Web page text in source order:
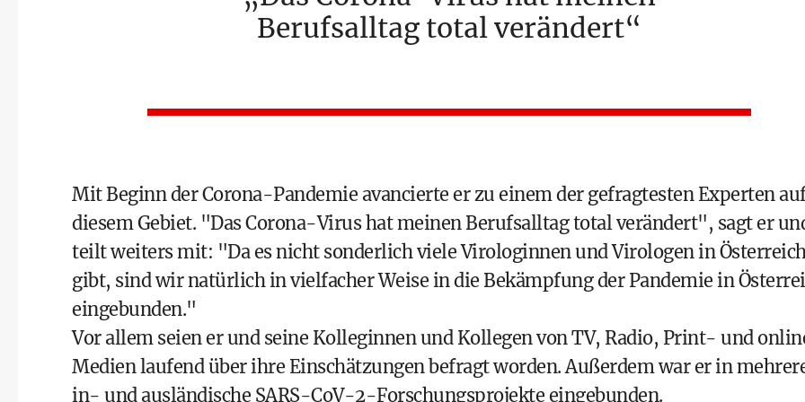
Berufsalltag total verändert
Mit Beginn der Corona-Pandemie avancierte er zu einem der gefragtesten Experten
diesem Gebiet. "Das Corona-Virus hat meinen Berufsalltag total verändert", sagt er
teilt weiters mit: "Da es nicht sonderlich viele Virologinnen und Virologen in Österreich
gibt, sind wir natürlich in vielfacher Weise in die Bekämpfung der Pandemie in
eingebunden."
Vor allem seien er und seine Kolleginnen und Kollegen von TV, Radio, Print- und
Medien laufend über ihre Einschätzungen befragt worden. Außerdem war er in
in- und ausländische SARS-CoV-2-Forschungsprojekte eingebunden.